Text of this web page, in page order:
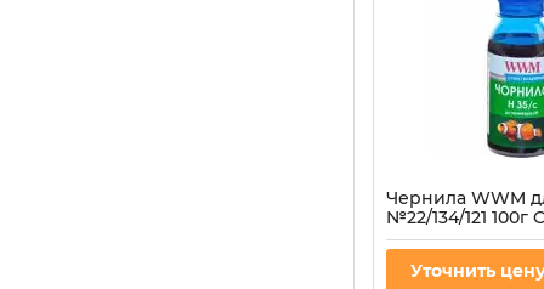
Чернила WWM
№22/134/121 100г
для СНПЧ
Артикул:H35/C-2
Уточнить